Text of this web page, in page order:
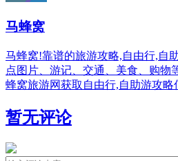
马蜂窝
马蜂窝!靠谱的旅游攻略,自由行,自
点图片、游记、交通、美食、购物
蜂窝旅游网获取自由行,自助游攻略
暂无评论